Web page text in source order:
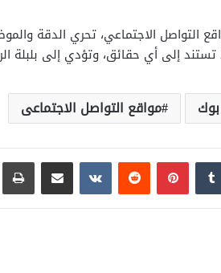
التواصل الاجتماعي، تحري الدقة
إلى أي حقائق، وتؤدي إلى بلبلة
مواقع التواصل الاجتماعى
بينتيريست مشاركة عبر البريد